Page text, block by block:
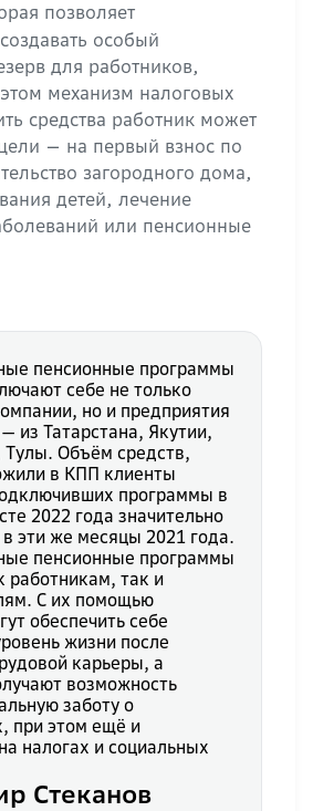
позволяет
особый
для работников,
механизм налоговых
средства работник может
— на первый взнос по
загородного дома,
детей, лечение
или пенсионные
пенсионные программы
себе не только
но и предприятия
из Татарстана, Якутии,
Тулы. Объём средств,
в КПП клиенты
программы в
2022 года значительно
эти же месяцы 2021 года.
пенсионные программы
работникам, так и
С их помощью
обеспечить себе
жизни после
карьеры, а
возможность
заботу о
при этом ещё и
налогах и социальных
Стеканов